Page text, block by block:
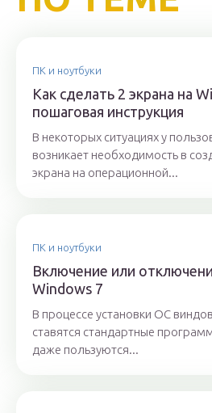
ПК и ноутбуки
Как сделать 2 экрана на
пошаговая инструкция
В некоторых ситуациях у
возникает необходимость в
экрана на операционной...
ПК и ноутбуки
Включение или
Windows 7
В процессе установки ОС
ставятся стандартные
даже пользуются...